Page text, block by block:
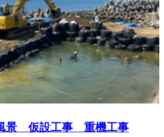
景 仮設工事 重機工事